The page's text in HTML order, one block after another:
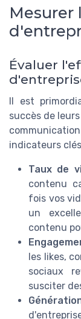
Mesurer
Évaluer
Il est
succès de
indicateurs
Taux de
contenu
fois vos
un
contenu
les likes,
sociaux
susciter